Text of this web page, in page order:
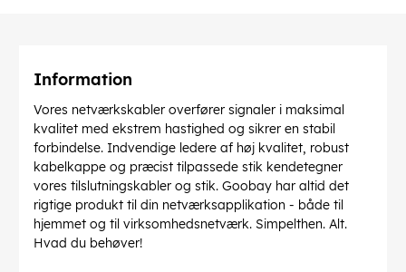
Information
Vores netværkskabler overfører signaler i maksimal
kvalitet med ekstrem hastighed og sikrer en stabil
forbindelse. Indvendige ledere af høj kvalitet, robust
kabelkappe og præcist tilpassede stik kendetegner
vores tilslutningskabler og stik. Goobay har altid det
rigtige produkt til din netværksapplikation - både til
hjemmet og til virksomhedsnetværk. Simpelthen. Alt.
Hvad du behøver!